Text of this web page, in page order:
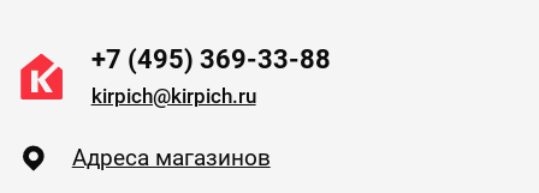
+7 (495) 369-33-88
kirpich@kirpich.ru
Адреса магазинов